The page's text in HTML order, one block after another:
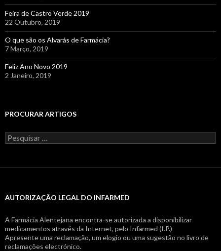
Feira de Castro Verde 2019
22 Outubro, 2019
O que são os Alvarás de Farmácia?
7 Março, 2019
Feliz Ano Novo 2019
2 Janeiro, 2019
PROCURAR ARTIGOS
Pesquisar
por:
AUTORIZAÇÃO LEGAL DO INFARMED
A Farmácia Alentejana encontra-se autorizada a disponibilizar
medicamentos através da Internet, pelo Infarmed (I.P.)
Apresente uma reclamação, um elogio ou uma sugestão no livro de
reclamações electrónico.